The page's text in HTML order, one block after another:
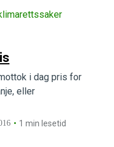
i dag pris for
eller
1 min lesetid